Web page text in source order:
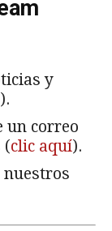
y
).
un correo
(clic aquí).
nuestros